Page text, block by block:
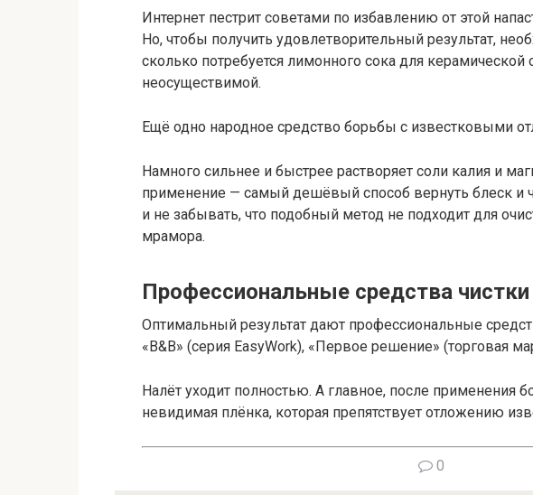
Интернет пестрит советами по избавлению от этой
Но, чтобы получить удовлетворительный результат,
сколько потребуется лимонного сока для
неосуществимой.
Ещё одно народное средство борьбы с известковыми
Намного сильнее и быстрее растворяет соли калия и
применение — самый дешёвый способ вернуть блеск и
и не забывать, что подобный метод не подходит для
мрамора.
Профессиональные средства
Оптимальный результат дают профессиональные
«B&B» (cерия EasyWork), «Первое решение» (торговая
Налёт уходит полностью. А главное, после применения
невидимая плёнка, которая препятствует отложению
0